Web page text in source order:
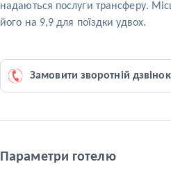
надаються послуги трансферу.
його на 9,9 для поїздки удвох.
Замовити зворотній
Параметри готелю